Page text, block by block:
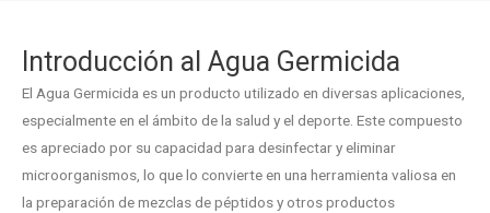
Introducción al Agua Germicida
El Agua Germicida es un producto utilizado en diversas aplicaciones,
especialmente en el ámbito de la salud y el deporte. Este compuesto
es apreciado por su capacidad para desinfectar y eliminar
microorganismos, lo que lo convierte en una herramienta valiosa en
la preparación de mezclas de péptidos y otros productos